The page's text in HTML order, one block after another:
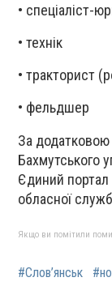
• спеціаліст-
• технік
• тракторист
• фельдшер
За додатковою
Бахмутського
Єдиний портал
обласної
Якщо ви помітили
#Слов’янськ